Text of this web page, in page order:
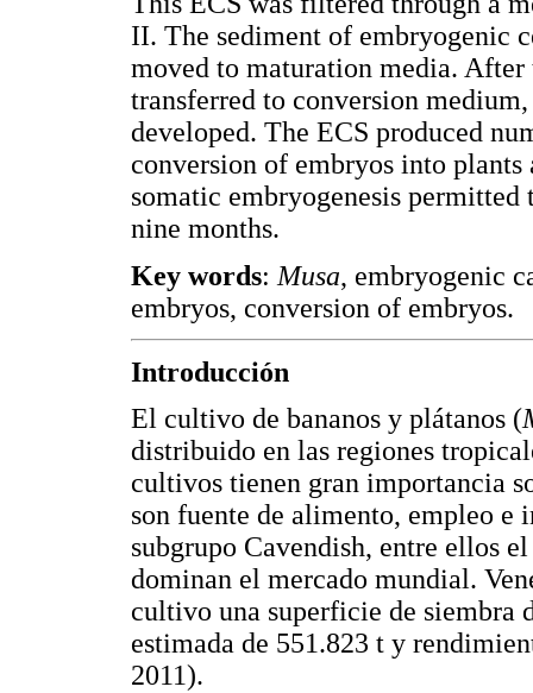
II. The sediment of embryogenic
moved to maturation media.
transferred to conversion
developed. The ECS produced
conversion of embryos into
somatic embryogenesis
nine months.
Key words: Musa, embryogenic
embryos, conversion of embryos.
Introducción
El cultivo de bananos y plátanos (
distribuido en las regiones
cultivos tienen gran importancia
son fuente de alimento, empleo e
subgrupo Cavendish, entre ellos
dominan el mercado mundial.
cultivo una superficie de siembra
estimada de 551.823 t y
2011).